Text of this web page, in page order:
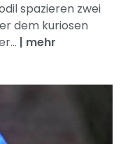
spazieren zwei
dem kuriosen
| mehr